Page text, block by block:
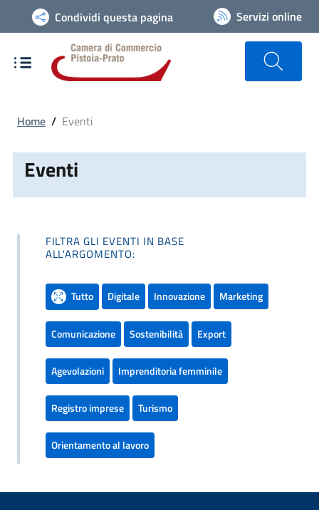
Vai alla navigazione del sito
Condividi questa pagina Servizi online
Home / Eventi
Eventi
FILTRA GLI EVENTI IN BASE
ALL'ARGOMENTO:
Tutto Digitale Innovazione Marketing
Comunicazione Sostenibilità Export
Agevolazioni Imprenditoria femminile
Registro imprese Turismo
Orientamento al lavoro